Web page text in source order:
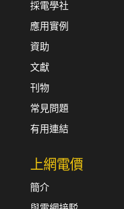
採電學社
應用實例
資助
文獻
刊物
常見問題
有用連結
上網電價
簡介